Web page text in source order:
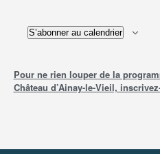
S’abonner au calendrier
Pour ne rien louper de la
Château d’Ainay-le-Vieil,